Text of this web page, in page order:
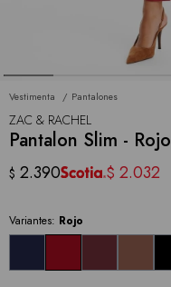
Vestimenta Pantalones
ZAC & RACHEL
Pantalon Slim - Rojo
$ 2.390 $ 2.032
Variantes: Rojo